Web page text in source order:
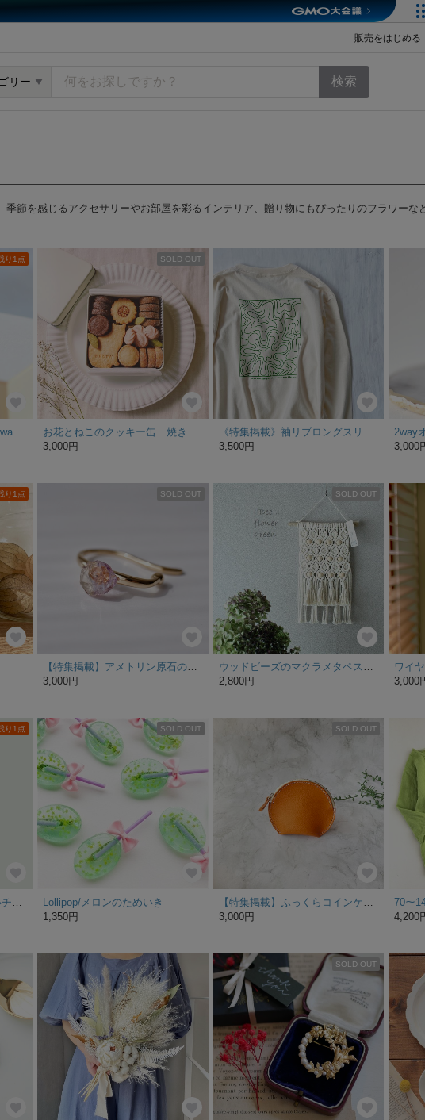
販売をはじめる
リー
節を感じるアクセサリーやお部屋を彩るインテリア、贈り物にもぴったりのフラワーな
り1点
特集掲載❤️くすみピンク❤️ 2way❤️ リング/イヤーカフ14kgf Swarovski Pearl Simple Twist Ring【gift box】
SOLD OUT
お花とねこのクッキー缶 焼き菓子 クッキー缶
3,000円
《特集掲載》袖リブロングスリーブTシャツ/love self club/ナチュラル
3,500円
3,000
り1点 SOLD OUT
【特集掲載】アメトリン原石の1粒イヤーカフ／天然石 鉱物 原石アクセサリー
3,000円
SOLD OUT
ウッドビーズのマクラメタペストリー
2,800円
3,000
り1点 SOLD OUT
Lollipop/メロンのためいき
1,350円
SOLD OUT
3,000円
4,200
SOLD OUT